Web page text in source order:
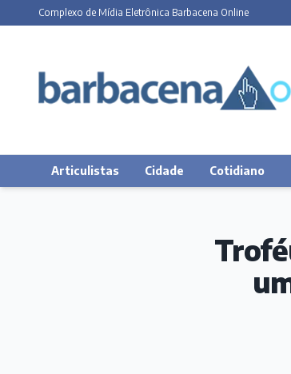
Complexo de Mídia Eletrônica Barbacena Online
Articulistas Cidade Cotidiano